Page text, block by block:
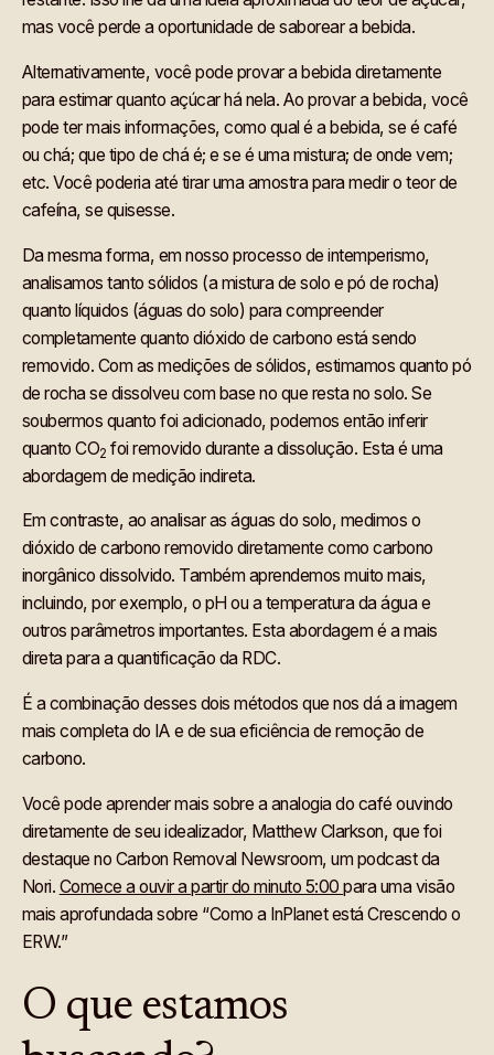
mas você perde a oportunidade de saborear a bebida.
Alternativamente, você pode provar a bebida diretamente
para estimar quanto açúcar há nela. Ao provar a bebida, você
pode ter mais informações, como qual é a bebida, se é café
ou chá; que tipo de chá é; e se é uma mistura; de onde vem;
etc. Você poderia até tirar uma amostra para medir o teor de
cafeína, se quisesse.
Da mesma forma, em nosso processo de intemperismo,
analisamos tanto sólidos (a mistura de solo e pó de rocha)
quanto líquidos (águas do solo) para compreender
completamente quanto dióxido de carbono está sendo
removido. Com as medições de sólidos, estimamos quanto pó
de rocha se dissolveu com base no que resta no solo. Se
soubermos quanto foi adicionado, podemos então inferir
quanto CO2 foi removido durante a dissolução. Esta é uma
abordagem de medição indireta.
Em contraste, ao analisar as águas do solo, medimos o
dióxido de carbono removido diretamente como carbono
inorgânico dissolvido. Também aprendemos muito mais,
incluindo, por exemplo, o pH ou a temperatura da água e
outros parâmetros importantes. Esta abordagem é a mais
direta para a quantificação da RDC.
É a combinação desses dois métodos que nos dá a imagem
mais completa do IA e de sua eficiência de remoção de
carbono.
Você pode aprender mais sobre a analogia do café ouvindo
diretamente de seu idealizador, Matthew Clarkson, que foi
destaque no Carbon Removal Newsroom, um podcast da
Nori. Comece a ouvir a partir do minuto 5:00para uma visão
mais aprofundada sobre “Como a InPlanet está Crescendo o
ERW.”
O que estamos